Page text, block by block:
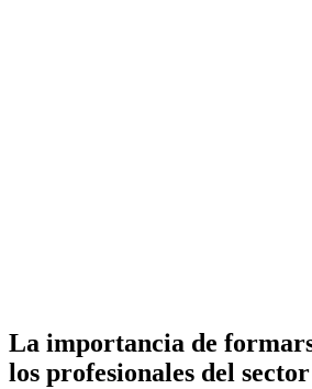
La importancia de
los profesionales del